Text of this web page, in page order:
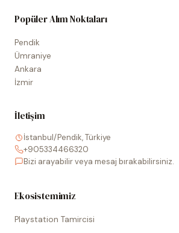
Popüler Alım Noktaları
Pendik
Ümraniye
Ankara
İzmir
İletişim
İstanbul/Pendik, Türkiye
+905334466320
Bizi arayabilir veya mesaj bırakabilirsiniz.
Ekosistemimiz
Playstation Tamircisi